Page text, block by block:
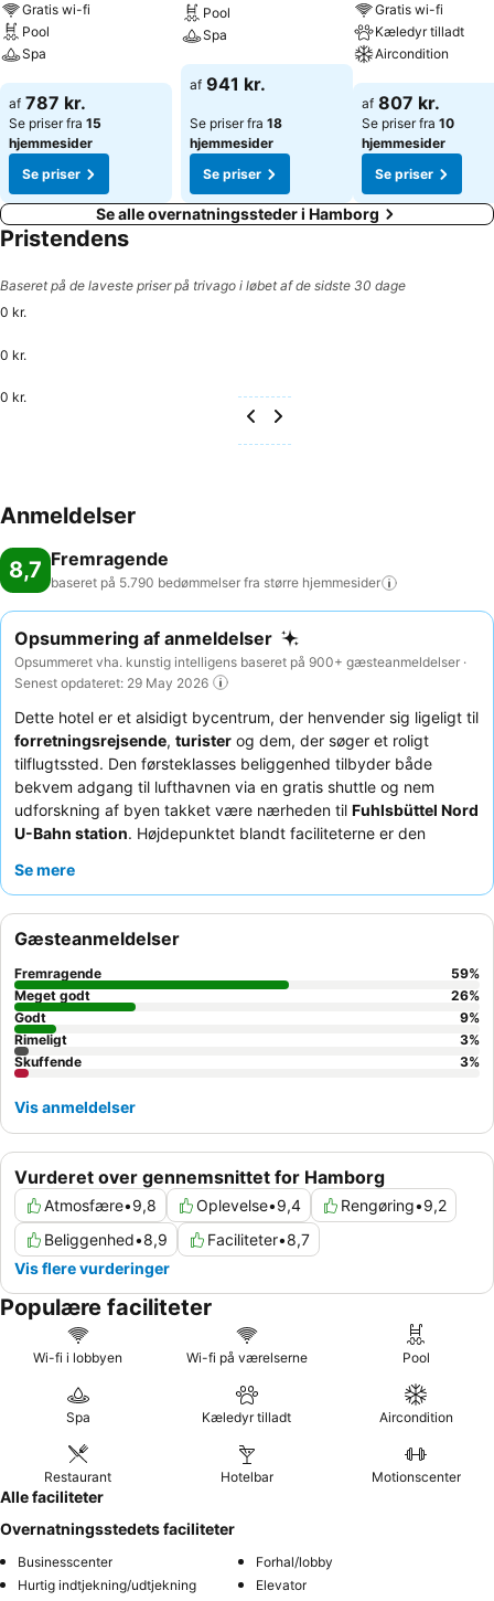
Gratis wi-fi
Pool
Spa
Se priser
af 787 kr.
Se priser fra 15
hjemmesider
Se priser
Pool
Spa
Se priser
af 941 kr.
Se priser fra 18
hjemmesider
Se priser
Gratis wi-fi
Kæledyr tilladt
Aircondition
Se priser
af 807 kr.
Se priser fra 10
hjemmesider
Se priser
Se alle overnatningssteder i Hamborg
Pristendens
Baseret på de laveste priser på trivago i løbet af de sidste 30 dage
0 kr.
0 kr.
0 kr.
Anmeldelser
8,7 Fremragende
baseret på 5.790 bedømmelser fra større hjemmesider
Opsummering af anmeldelser
Opsummeret vha. kunstig intelligens baseret på 900+ gæsteanmeldelser ·
Senest opdateret: 29 May 2026
Dette hotel er et alsidigt bycentrum, der henvender sig ligeligt til
forretningsrejsende, turister og dem, der søger et roligt
tilflugtssted. Den førsteklasses beliggenhed tilbyder både
bekvem adgang til lufthavnen via en gratis shuttle og nem
udforskning af byen takket være nærheden til Fuhlsbüttel Nord
U-Bahn station. Højdepunktet blandt faciliteterne er den
slappe af efter en travl dag. Gæsterne roser konsekvent det
rejseoplevelse kan du overveje at booke en af
Fly-pakkerne
Se mere
Vurderet over gennemsnittet for Hamborg
Atmosfære•9,8 Oplevelse•9,4 Rengøring•9,2
Beliggenhed•8,9 Faciliteter•8,7
Vis flere vurderinger
Gæsteanmeldelser
Fremragende 59%
Meget godt
26%
Godt
9%
Rimeligt
3%
Skuffende
3%
Vis anmeldelser
Populære faciliteter
Wi-fi i lobbyen Wi-fi på værelserne Pool
Spa Kæledyr tilladt Aircondition
Restaurant Hotelbar Motionscenter
Alle faciliteter
Overnatningsstedets faciliteter
Businesscenter
Forhal/lobby
Hurtig indtjekning/udtjekning
Elevator